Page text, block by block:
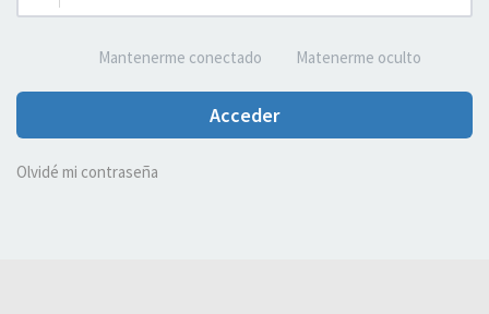
Mantenerme conectado Matenerme oculto
Acceder
Olvidé mi contraseña